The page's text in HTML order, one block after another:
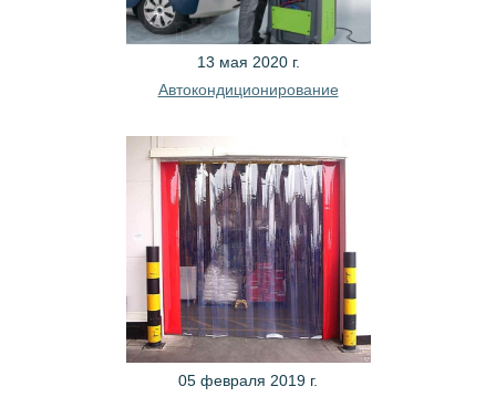
13 мая 2020 г.
Автокондиционирование
05 февраля 2019 г.